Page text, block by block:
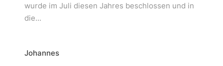
wurde im Juli diesen Jahres beschlossen und in
die...
Johannes